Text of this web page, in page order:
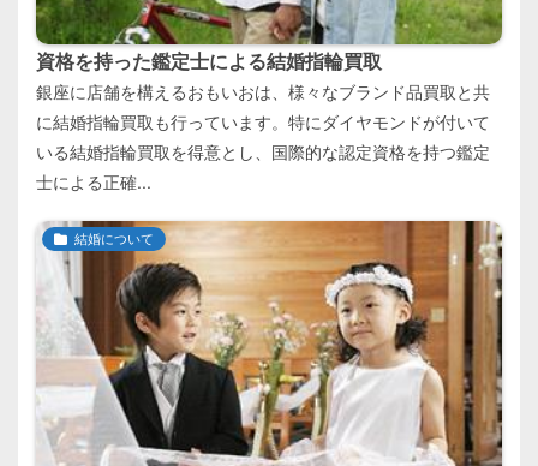
資格を持った鑑定士による結婚指輪買取
銀座に店舗を構えるおもいおは、様々なブランド品買取と共
に結婚指輪買取も行っています。特にダイヤモンドが付いて
いる結婚指輪買取を得意とし、国際的な認定資格を持つ鑑定
士による正確...
結婚について